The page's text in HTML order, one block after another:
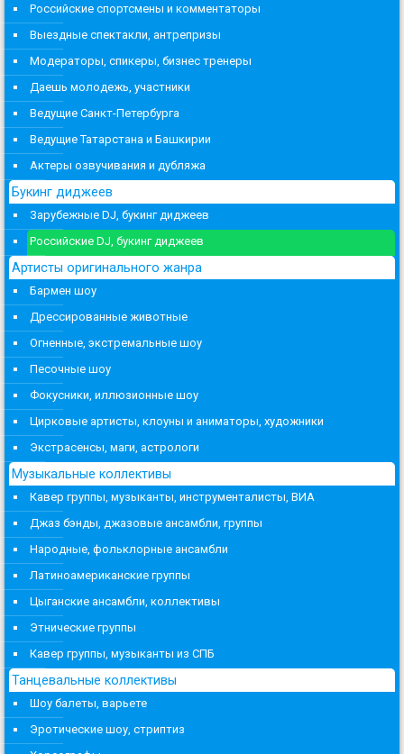
Российские спортсмены и комментаторы
Выездные спектакли, антрепризы
Модераторы, спикеры, бизнес тренеры
Даешь молодежь, участники
Ведущие Санкт-Петербурга
Ведущие Татарстана и Башкирии
Актеры озвучивания и дубляжа
Букинг диджеев
Зарубежные DJ, букинг диджеев
Российские DJ, букинг диджеев
Артисты оригинального жанра
Бармен шоу
Дрессированные животные
Огненные, экстремальные шоу
Песочные шоу
Фокусники, иллюзионные шоу
Цирковые артисты, клоуны и аниматоры, художники
Экстрасенсы, маги, астрологи
Музыкальные коллективы
Кавер группы, музыканты, инструменталисты, ВИА
Джаз бэнды, джазовые ансамбли, группы
Народные, фольклорные ансамбли
Латиноамериканские группы
Цыганские ансамбли, коллективы
Этнические группы
Кавер группы, музыканты из СПБ
Танцевальные коллективы
Шоу балеты, варьете
Эротические шоу, стриптиз